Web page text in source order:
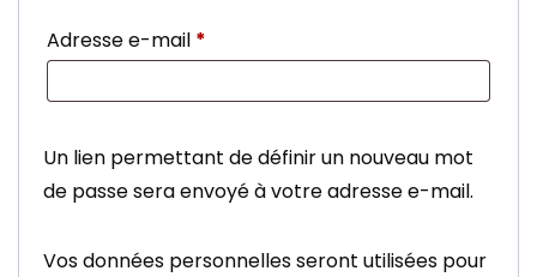
Adresse e-mail *
Un lien permettant de définir un nouveau mot
de passe sera envoyé à votre adresse e-mail.
Vos données personnelles seront utilisées pour